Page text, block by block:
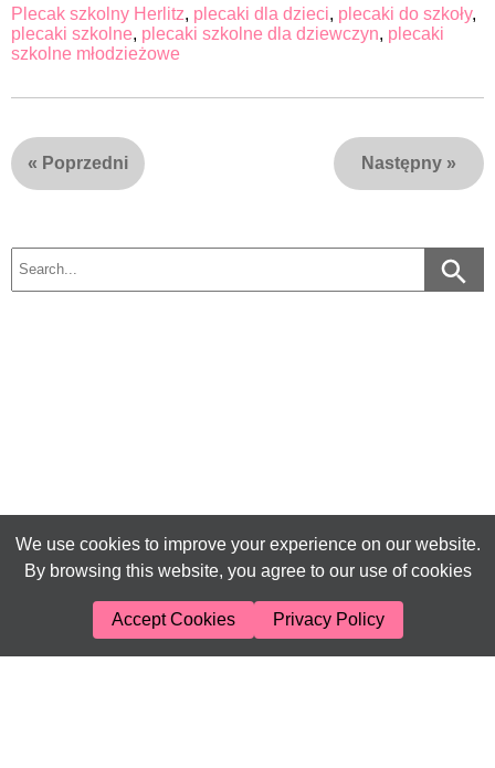
Plecak szkolny Herlitz, plecaki dla dzieci, plecaki do szkoły,
plecaki szkolne, plecaki szkolne dla dziewczyn, plecaki
szkolne młodzieżowe
« Poprzedni Następny »
We use cookies to improve your experience on our website.
By browsing this website, you agree to our use of cookies
Accept Cookies Privacy Policy